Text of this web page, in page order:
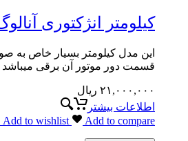
کیلومتر انژکتوری
این مدل کیلومتر بسیار خاص
قسمت دور موتور آن برقی میباشد
۲۱,۰۰۰,۰۰۰ ریال
اطلاعات بیشتر
Add to wishlist
Add to compare